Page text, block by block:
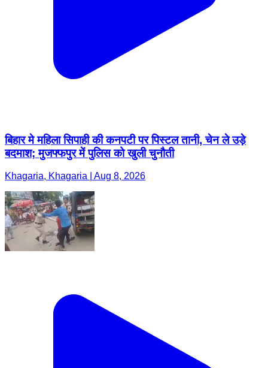
बिहार मे महिला सिपाही की कनपटी पर पिस्टल तानी, चेन ले उड़े
बदमाश; मुजफ्फपुर में पुलिस को खुली चुनौती
Khagaria, Khagaria | Aug 8, 2026